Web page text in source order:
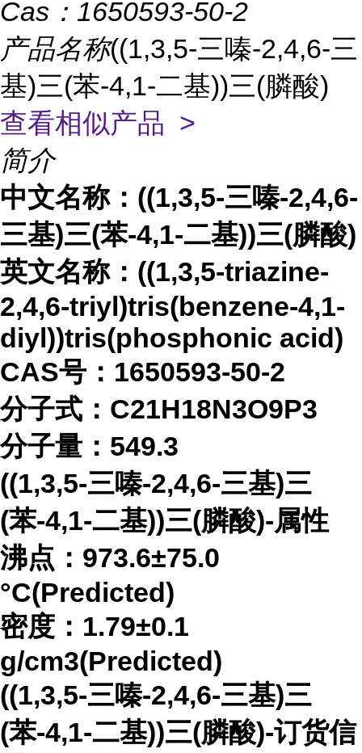
Cas： 1650593-50-2
产品名称((1,3,5-三嗪-2,4,6-三
基)三(苯-4,1-二基))三(膦酸)
查看相似产品 >
简介
中文名称： ((1,3,5-三嗪-2,4,6-
三基)三(苯-4,1-二基))三(膦酸)
英文名称： ((1,3,5-triazine-
2,4,6-triyl)tris(benzene-4,1-
diyl))tris(phosphonic acid)
CAS号：1650593-50-2
分子式： C21H18N3O9P3
分子量： 549.3
((1,3,5-三嗪-2,4,6-三基)三
(苯-4,1-二基))三(膦酸)-属性
沸点： 973.6±75.0
°C(Predicted)
密度： 1.79±0.1
g/cm3(Predicted)
((1,3,5-三嗪-2,4,6-三基)三
(苯-4,1-二基))三(膦酸)-订货信